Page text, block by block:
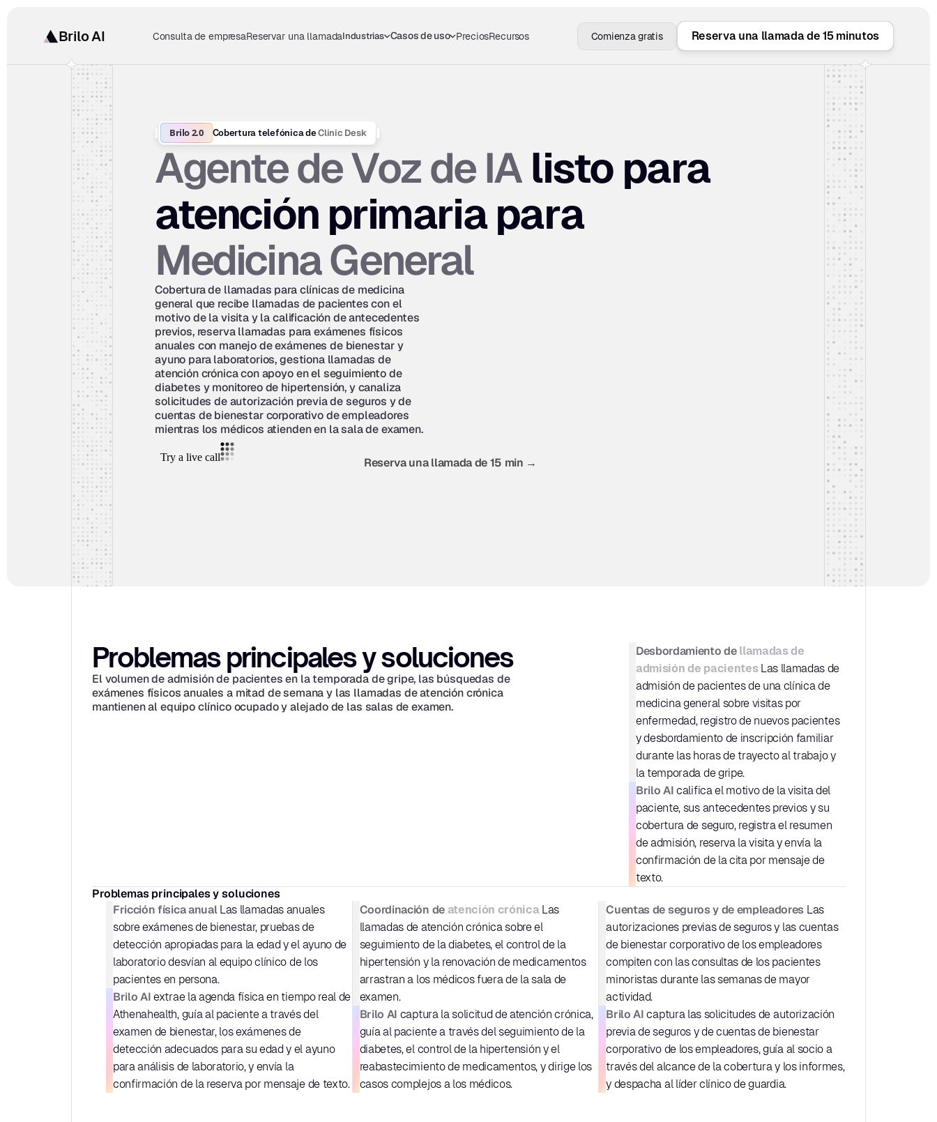
Brilo AI Consulta de empresaReservar una llamadaIndustrias Casos de uso PreciosRecursos Comienza gratis Reserva una llamada de 15 minutos
Brilo 2.0 Cobertura telefónica de Clinic Desk
Agente de Voz de IA listo para
atención primaria para
Medicina General
Cobertura de llamadas para clínicas de medicina
general que recibe llamadas de pacientes con el
motivo de la visita y la calificación de antecedentes
previos, reserva llamadas para exámenes físicos
anuales con manejo de exámenes de bienestar y
ayuno para laboratorios, gestiona llamadas de
atención crónica con apoyo en el seguimiento de
diabetes y monitoreo de hipertensión, y canaliza
solicitudes de autorización previa de seguros y de
cuentas de bienestar corporativo de empleadores
mientras los médicos atienden en la sala de examen.
Reserva una llamada de 15 min →
Problemas principales y soluciones
El volumen de admisión de pacientes en la temporada de gripe, las búsquedas de
exámenes físicos anuales a mitad de semana y las llamadas de atención crónica
mantienen al equipo clínico ocupado y alejado de las salas de examen.
Desbordamiento de llamadas de
admisión de pacientes Las llamadas de
admisión de pacientes de una clínica de
medicina general sobre visitas por
enfermedad, registro de nuevos pacientes
y desbordamiento de inscripción familiar
durante las horas de trayecto al trabajo y
la temporada de gripe.
Brilo AI califica el motivo de la visita del
paciente, sus antecedentes previos y su
cobertura de seguro, registra el resumen
de admisión, reserva la visita y envía la
confirmación de la cita por mensaje de
texto.
Problemas principales y soluciones
Fricción física anual Las llamadas anuales
sobre exámenes de bienestar, pruebas de
detección apropiadas para la edad y el ayuno de
laboratorio desvían al equipo clínico de los
pacientes en persona.
Brilo AI extrae la agenda física en tiempo real de
Athenahealth, guía al paciente a través del
examen de bienestar, los exámenes de
detección adecuados para su edad y el ayuno
para análisis de laboratorio, y envía la
confirmación de la reserva por mensaje de texto.
Coordinación de atención crónica Las
llamadas de atención crónica sobre el
seguimiento de la diabetes, el control de la
hipertensión y la renovación de medicamentos
arrastran a los médicos fuera de la sala de
examen.
Brilo AI captura la solicitud de atención crónica,
guía al paciente a través del seguimiento de la
diabetes, el control de la hipertensión y el
reabastecimiento de medicamentos, y dirige los
casos complejos a los médicos.
Cuentas de seguros y de empleadores Las
autorizaciones previas de seguros y las cuentas
de bienestar corporativo de los empleadores
compiten con las consultas de los pacientes
minoristas durante las semanas de mayor
actividad.
Brilo AI captura las solicitudes de autorización
previa de seguros y de cuentas de bienestar
corporativo de los empleadores, guía al socio a
través del alcance de la cobertura y los informes,
y despacha al líder clínico de guardia.